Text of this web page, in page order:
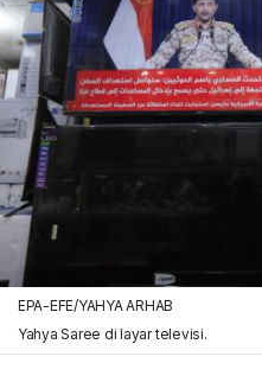
EPA-EFE/YAHYA ARHAB
Yahya Saree di layar televisi.